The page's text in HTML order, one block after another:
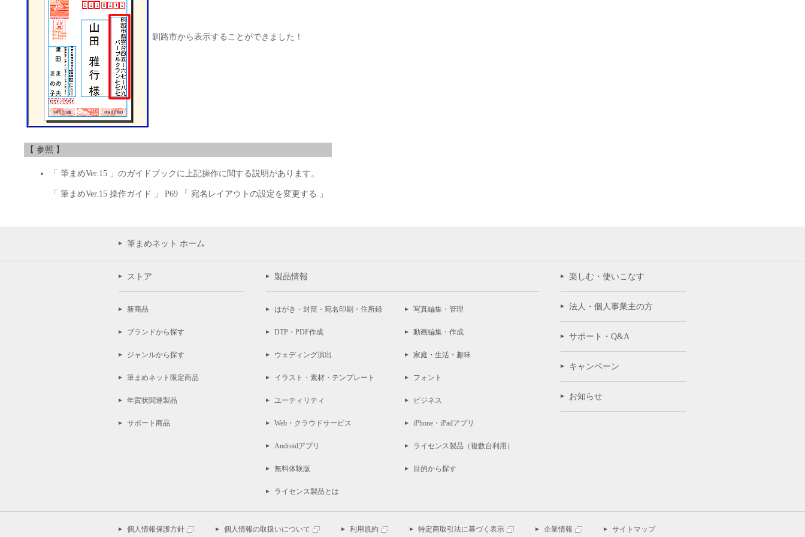
釧路市から表示することができました！
【 参照 】
「 筆まめVer.15 」のガイドブックに上記操作に関する説明があります。
「 筆まめVer.15 操作ガイド 」 P69 「 宛名レイアウトの設定を変更する 」
筆まめネット ホーム
ストア
新商品
ブランドから探す
ジャンルから探す
筆まめネット限定商品
年賀状関連製品
サポート商品
製品情報
はがき・封筒・宛名印刷・住所録 写真編集・管理
DTP・PDF作成 動画編集・作成
ウェディング演出 家庭・生活・趣味
イラスト・素材・テンプレート フォント
ユーティリティ ビジネス
Web・クラウドサービス iPhone・iPadアプリ
Androidアプリ ライセンス製品（複数台利用）
無料体験版 目的から探す
ライセンス製品とは
楽しむ・使いこなす
法人・個人事業主の方
サポート・Q&A
キャンペーン
お知らせ
個人情報保護方針 個人情報の取扱いについて 利用規約 特定商取引法に基づく表示 企業情報 サイトマップ